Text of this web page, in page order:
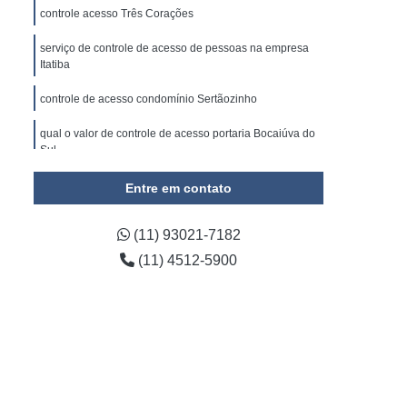
Empresa de Gestão de Condomínios
em Administração de Condomínio
em Administração de Condomínios
Limpeza
Empresa de Conservação
e Limpeza Predial
e Conservação Predial
de Conservação e Limpeza
de Limpeza e Conservação
de Conservação Predial
de Limpeza e Conservação
e Conservação de Condomínios
de Limpeza e Conservação Predial
controle acesso Três Corações
serviço de controle de acesso de pessoas na empresa
Itatiba
controle de acesso condomínio Sertãozinho
qual o valor de controle de acesso portaria Bocaiúva do
Sul
controle de acesso empresas valores Amparo
Entre em contato
(11) 93021-7182
(11) 4512-5900